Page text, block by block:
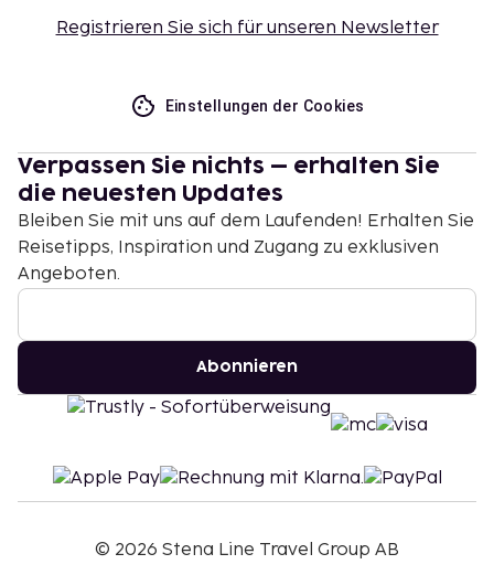
Registrieren Sie sich für unseren Newsletter
Einstellungen der Cookies
Verpassen Sie nichts – erhalten Sie
die neuesten Updates
Bleiben Sie mit uns auf dem Laufenden! Erhalten Sie
Reisetipps, Inspiration und Zugang zu exklusiven
Angeboten.
Abonnieren
© 2026 Stena Line Travel Group AB